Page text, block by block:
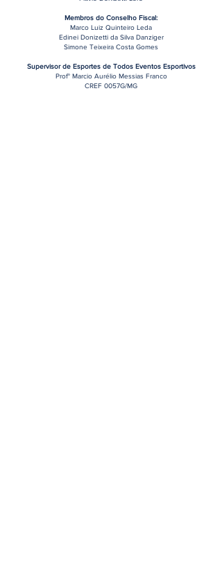
Membros do Conselho Fiscal:
Marco Luiz Quinteiro Leda
Edinei Donizetti da Silva Danziger
Simone Teixeira Costa Gomes
Supervisor de Esportes de Todos Eventos Esportivos
Prof° Marcio Aurélio Messias Franco
CREF 0057G/MG